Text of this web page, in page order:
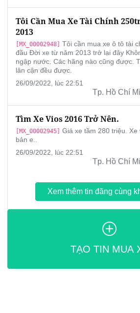
Tôi Cần Mua Xe Tài Chính
2013
[MX_00002948] Tôi cần mua xe ô tô tài
đầu Đời xe từ năm 2013 trở lại đây
ngập nước. Các hãng nào cũng được.
lân cận đều được.
26/09/2022, lúc 22:51
Tp. Hồ Chí
Tìm Xe Vios 2016 Trở Nên.
[MX_00002945] Giá xe tầm 280 triệu.
bản e..
26/09/2022, lúc 22:51
Tp. Hồ Chí
Xem thêm tin đăng cùng
TẠO TIN MUA